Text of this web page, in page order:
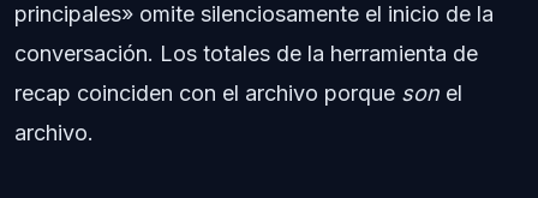
principales» omite silenciosamente el inicio de la
conversación. Los totales de la herramienta de
recap coinciden con el archivo porque son el
archivo.